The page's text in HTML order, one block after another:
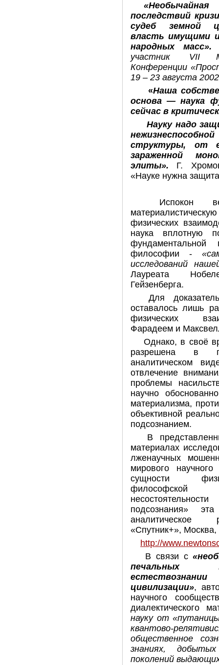
последствий
судеб земной
власть имущими
народных
участник
VII
Конференции
19 – 23 августа
«Наша
основа — наука
сейчас в
Науку надо
структуры, от
зараженной
элиты». Г.
«Науке нужна
Испокон
физических
наука вплотную
фундаментальной
философии -
исследований
Лауреата
Гейзенберга.
Для
оставалось лишь
физических
Фарадеем и
Однако, в своё
разрешена в
аналитическом
отвлечение
проблемы
научно
материализма,
объективной
подсознанием.
В
материалах
лженаучных
мирового
сущности
философской
подсознания»
аналитическое
«Спутник+», Москва,
http://
В связи с
печальных
цивилизации»,
научного
диалектического
науку от
квантово-
общественное
знаниях,
поколений